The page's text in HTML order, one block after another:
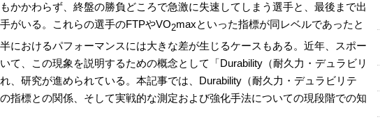
かかわらず、終盤の勝負どころで急激に失速してしまう選手と、最後まで出
がいる。これらの選手のFTPやVO2maxといった指標が同レベルであったと
におけるパフォーマンスには大きな差が生じるケースもある。近年、スポー
て、この現象を説明するための概念として「Durability（耐久力・デュラビリ
、研究が進められている。本記事では、Durability（耐久力・デュラビリテ
指標との関係、そして実戦的な測定および強化手法についての現段階での知